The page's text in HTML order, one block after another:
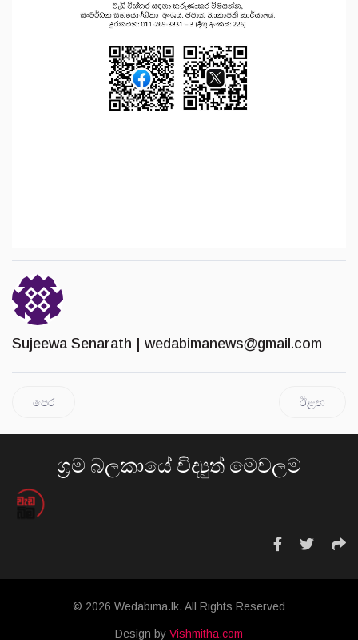
Sujeewa Senarath | wedabimanews@gmail.com
පෙර ඊළඟ
ශ්‍රම බලකායේ විද්‍යුත් මෙවලම
© 2026 Wedabima.lk. All Rights Reserved
Design by Vishmitha.com